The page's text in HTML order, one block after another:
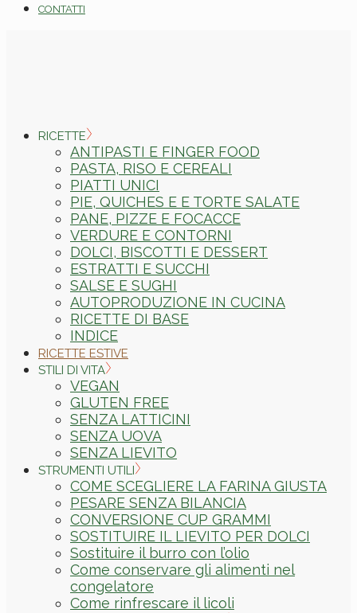
CONTATTI
RICETTE
ANTIPASTI E FINGER FOOD
PASTA, RISO E CEREALI
PIATTI UNICI
PIE, QUICHES E E TORTE SALATE
PANE, PIZZE E FOCACCE
VERDURE E CONTORNI
DOLCI, BISCOTTI E DESSERT
ESTRATTI E SUCCHI
SALSE E SUGHI
AUTOPRODUZIONE IN CUCINA
RICETTE DI BASE
INDICE
RICETTE ESTIVE
STILI DI VITA
VEGAN
GLUTEN FREE
SENZA LATTICINI
SENZA UOVA
SENZA LIEVITO
STRUMENTI UTILI
COME SCEGLIERE LA FARINA GIUSTA
PESARE SENZA BILANCIA
CONVERSIONE CUP GRAMMI
SOSTITUIRE IL LIEVITO PER DOLCI
Sostituire il burro con l’olio
Come conservare gli alimenti nel
congelatore
Come rinfrescare il licoli